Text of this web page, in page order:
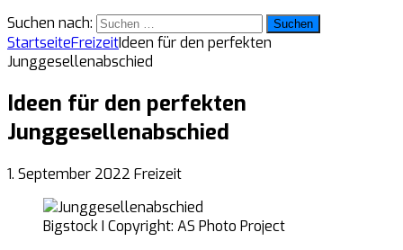
Suchen nach:
StartseiteFreizeitIdeen für den perfekten
Junggesellenabschied
Ideen für den perfekten
Junggesellenabschied
1. September 2022 Freizeit
Bigstock I Copyright: AS Photo Project